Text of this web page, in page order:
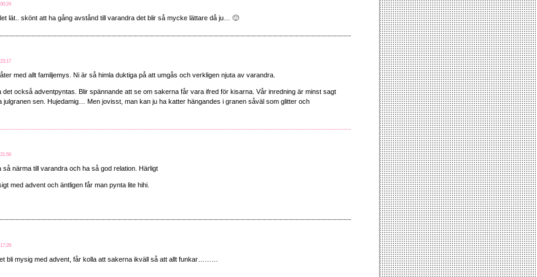
lät.. skönt att ha gång avstånd till varandra det blir så mycke lättare då ju… 🙂
med allt familjemys. Ni är så himla duktiga på att umgås och verkligen njuta av varandra.
det också adventpyntas. Blir spännande att se om sakerna får vara ifred för kisarna. Vår inredning är minst sagt
sen. Hujedamig… Men jovisst, man kan ju ha katter hängandes i granen såväl som glitter och
så närma till varandra och ha så god relation. Härligt
med advent och äntligen får man pynta lite hihi.
bli mysig med advent, får kolla att sakerna ikväll så att allt funkar………